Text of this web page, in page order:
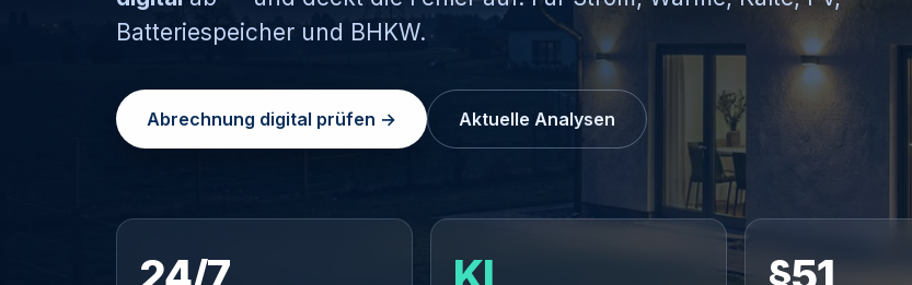
Batteriespeicher und BHKW.
Abrechnung digital prüfen → Aktuelle Analysen